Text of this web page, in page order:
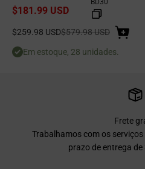
controle por toque, 9 níveis de
potência, timer de 99 minutos,
desligamento automático, trava de
antiaderentes e atóxicas, seguras e
$181.99 USD
BD30
Preço de venda
$259.98 USDPreço normal
$579.98 USD
Em estoque, 28 unidades.
Frete
Trabalhamos com os serviços
prazo de entrega de